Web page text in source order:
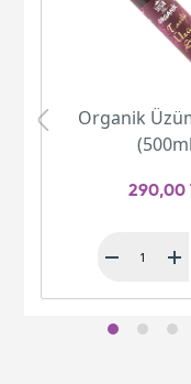
Organik
290,00